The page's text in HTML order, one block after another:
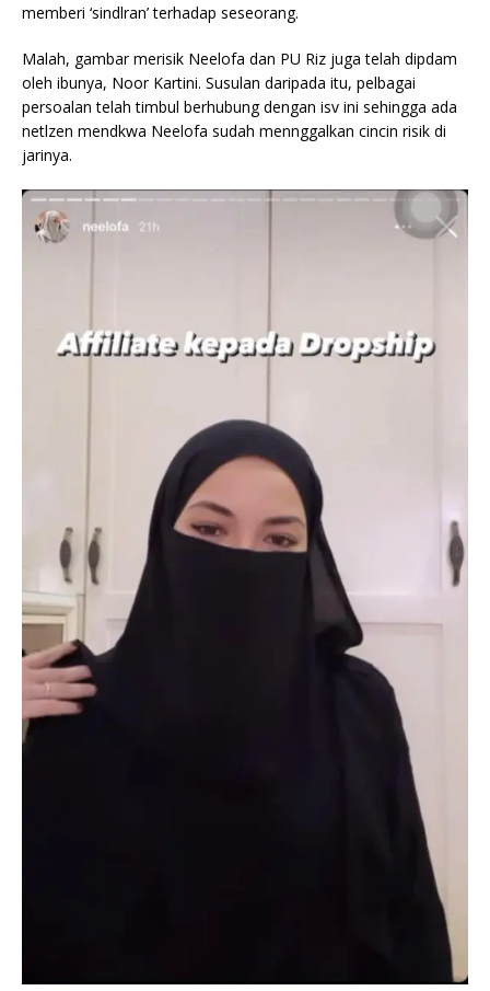
memberi ‘sindlran’ terhadap seseorang.
Malah, gambar merisik Neelofa dan PU Riz juga telah dipdam
oleh ibunya, Noor Kartini. Susulan daripada itu, pelbagai
persoalan telah timbul berhubung dengan isv ini sehingga ada
netlzen mendkwa Neelofa sudah mennggalkan cincin risik di
jarinya.